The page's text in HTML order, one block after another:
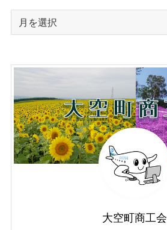
事
（掲
載
年
月
大空町商工会